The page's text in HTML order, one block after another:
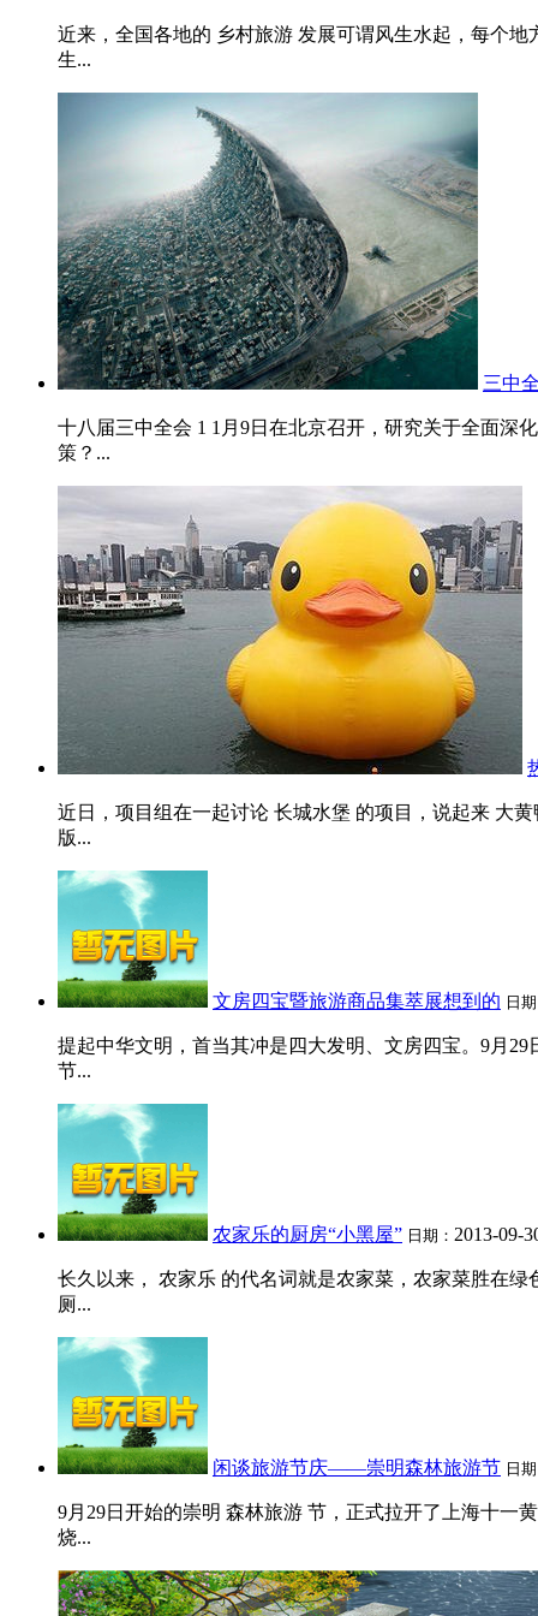
近来，全国各地的 乡村旅游 发展可谓风生水起，每个
生...
三中
十八届三中全会 1 1月9日在北京召开，研究关于全面深
策？...
近日，项目组在一起讨论 长城水堡 的项目，说起来 大
版...
文房四宝暨旅游商品集萃展想到的 日
提起中华文明，首当其冲是四大发明、文房四宝。9月
节...
农家乐的厨房“小黑屋” 日期： 2013-09-
长久以来， 农家乐 的代名词就是农家菜，农家菜胜在
厕...
闲谈旅游节庆——崇明森林旅游节 日
9月29日开始的崇明 森林旅游 节，正式拉开了上海十一
烧...